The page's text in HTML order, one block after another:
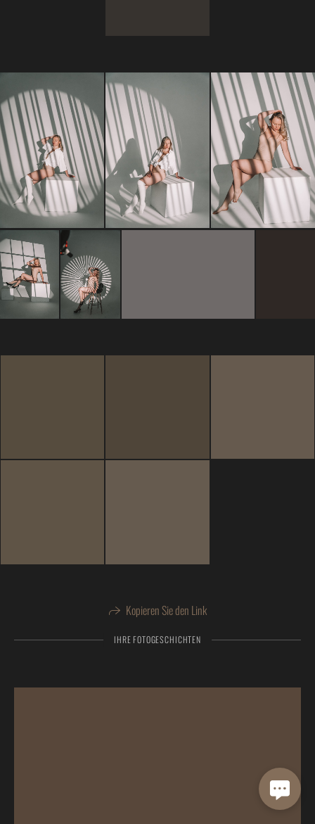
Kopieren Sie den Link
IHRE FOTOGESCHICHTEN